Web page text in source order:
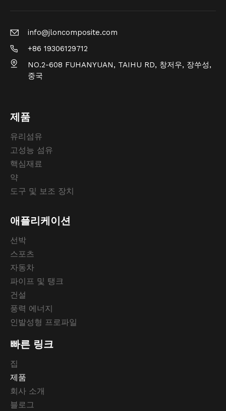
info@jloncomposite.com
+86 19306129712
NO.2-608 FUHANYUAN, TAIHU RD, 창저우, 장쑤성,
중국
제품
유리섬유
고성능 섬유
핵심재료
약
도구 및 보조 장치
애플리케이션
선박
스포츠
자동차
파이프 및 탱크
건설
풍력 에너지
인발성형 프로파일
빠른 링크
집
제품
회사 소개
블로그